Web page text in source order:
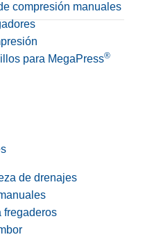
compresión manuales
para MegaPress®
de drenajes
fregaderos